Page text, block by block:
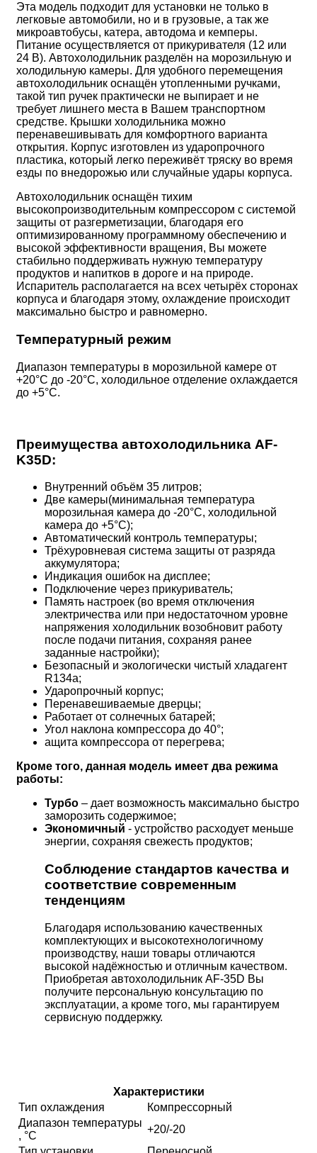
Эта модель подходит для установки не только в
легковые автомобили, но и в грузовые, а так же
микроавтобусы, катера, автодома и кемперы.
Питание осуществляется от прикуривателя (12 или
24 В). Автохолодильник разделён на морозильную и
холодильную камеры. Для удобного перемещения
автохолодильник оснащён утопленными ручками,
такой тип ручек практически не выпирает и не
требует лишнего места в Вашем транспортном
средстве. Крышки холодильника можно
перенавешивывать для комфортного варианта
открытия. Корпус изготовлен из ударопрочного
пластика, который легко переживёт тряску во время
езды по внедорожью или случайные удары корпуса.
Автохолодильник оснащён тихим
высокопроизводительным компрессором с системой
защиты от разгерметизации, благодаря его
оптимизированному программному обеспечению и
высокой эффективности вращения, Вы можете
стабильно поддерживать нужную температуру
продуктов и напитков в дороге и на природе.
Испаритель располагается на всех четырёх сторонах
корпуса и благодаря этому, охлаждение происходит
максимально быстро и равномерно.
Температурный режим
Диапазон температуры в морозильной камере от
+20°С до -20°С, холодильное отделение охлаждается
до +5°С.
Преимущества автохолодильника AF-
K35D:
Внутренний объём 35 литров;
Две камеры(минимальная температура
морозильная камера до -20°С, холодильной
камера до +5°С);
Автоматический контроль температуры;
Трёхуровневая система защиты от разряда
аккумулятора;
Индикация ошибок на дисплее;
Подключение через прикуриватель;
Память настроек (во время отключения
электричества или при недостаточном уровне
напряжения холодильник возобновит работу
после подачи питания, сохраняя ранее
заданные настройки);
Безопасный и экологически чистый хладагент
R134a;
Ударопрочный корпус;
Перенавешиваемые дверцы;
Работает от солнечных батарей;
Угол наклона компрессора до 40°;
ащита компрессора от перегрева;
Кроме того, данная модель имеет два режима
работы:
Турбо – дает возможность максимально быстро
заморозить содержимое;
Экономичный - устройство расходует меньше
энергии, сохраняя свежесть продуктов;
Соблюдение стандартов качества и
соответствие современным
тенденциям
Благодаря использованию качественных
комплектующих и высокотехнологичному
производству, наши товары отличаются
высокой надёжностью и отличным качеством.
Приобретая автохолодильник AF-35D Вы
получите персональную консультацию по
эксплуатации, а кроме того, мы гарантируем
сервисную поддержку.
Характеристики
Тип охлаждения
Компрессорный
Диапазон температуры
, °C
+20/-20